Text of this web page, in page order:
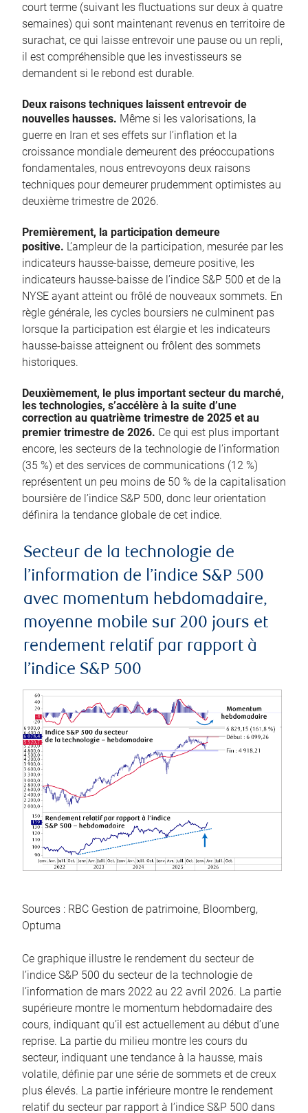
court terme (suivant les fluctuations sur deux à quatre
semaines) qui sont maintenant revenus en territoire de
surachat, ce qui laisse entrevoir une pause ou un repli,
il est compréhensible que les investisseurs se
demandent si le rebond est durable.
Deux raisons techniques laissent entrevoir de
nouvelles hausses. Même si les valorisations, la
guerre en Iran et ses effets sur l’inflation et la
croissance mondiale demeurent des préoccupations
fondamentales, nous entrevoyons deux raisons
techniques pour demeurer prudemment optimistes au
deuxième trimestre de 2026.
Premièrement, la participation demeure
positive. L’ampleur de la participation, mesurée par les
indicateurs hausse-baisse, demeure positive, les
indicateurs hausse-baisse de l’indice S&P 500 et de la
NYSE ayant atteint ou frôlé de nouveaux sommets. En
règle générale, les cycles boursiers ne culminent pas
lorsque la participation est élargie et les indicateurs
hausse-baisse atteignent ou frôlent des sommets
historiques.
Deuxièmement, le plus important secteur du marché,
les technologies, s’accélère à la suite d’une
correction au quatrième trimestre de 2025 et au
premier trimestre de 2026. Ce qui est plus important
encore, les secteurs de la technologie de l’information
(35 %) et des services de communications (12 %)
représentent un peu moins de 50 % de la capitalisation
boursière de l’indice S&P 500, donc leur orientation
définira la tendance globale de cet indice.
Secteur de la technologie de
l’information de l’indice S&P 500
avec momentum hebdomadaire,
moyenne mobile sur 200 jours et
rendement relatif par rapport à
l’indice S&P 500
Sources : RBC Gestion de patrimoine, Bloomberg,
Optuma
Ce graphique illustre le rendement du secteur de
l’indice S&P 500 du secteur de la technologie de
l’information de mars 2022 au 22 avril 2026. La partie
supérieure montre le momentum hebdomadaire des
cours, indiquant qu’il est actuellement au début d’une
reprise. La partie du milieu montre les cours du
secteur, indiquant une tendance à la hausse, mais
volatile, définie par une série de sommets et de creux
plus élevés. La partie inférieure montre le rendement
relatif du secteur par rapport à l’indice S&P 500 dans